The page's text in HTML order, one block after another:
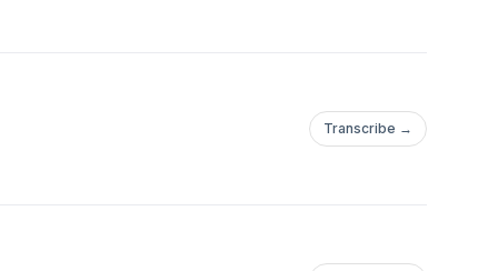
Transcribe →